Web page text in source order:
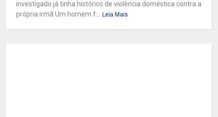
investigado já tinha histórico de violência doméstica contra a
própria irmã Um homem f...
Leia Mais